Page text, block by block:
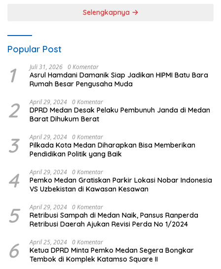
Selengkapnya
Popular Post
1 Juli 31, 2026 0 Komentar
Asrul Hamdani Damanik Siap Jadikan HIPMI Batu Bara
Rumah Besar Pengusaha Muda
2 April 29, 2024 0 Komentar
DPRD Medan Desak Pelaku Pembunuh Janda di Medan
Barat Dihukum Berat
3 April 29, 2024 0 Komentar
Pilkada Kota Medan Diharapkan Bisa Memberikan
Pendidikan Politik yang Baik
4 April 29, 2024 0 Komentar
Pemko Medan Gratiskan Parkir Lokasi Nobar Indonesia
VS Uzbekistan di Kawasan Kesawan
5 April 29, 2024 0 Komentar
Retribusi Sampah di Medan Naik, Pansus Ranperda
Retribusi Daerah Ajukan Revisi Perda No 1/2024
6 April 25, 2024 0 Komentar
Ketua DPRD Minta Pemko Medan Segera Bongkar
Tembok di Komplek Katamso Square II